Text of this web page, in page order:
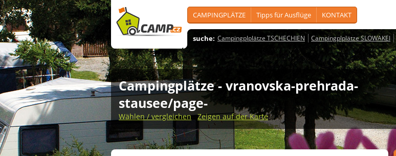
CAMPINGPLÄTZE Tipps für Ausflüge KONTAKT
suche: Campingplplätze TSCHECHIEN Campingplplätze SLOWAKEI
Campingplätze - vranovska-prehrada-
stausee/page-
Wählen / vergleichen Zeigen auf der Karte